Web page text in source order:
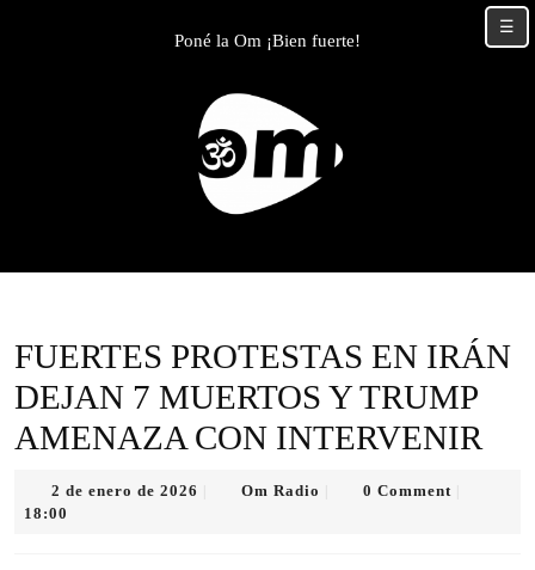
Poné la Om ¡Bien fuerte!
FUERTES PROTESTAS EN IRÁN
DEJAN 7 MUERTOS Y TRUMP
AMENAZA CON INTERVENIR
2 de enero de 2026 Om Radio 0 Comment
18:00
☰